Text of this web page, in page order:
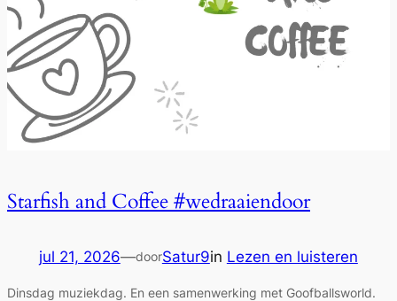
Starfish and Coffee #wedraaiendoor
jul 21, 2026—doorSatur9in Lezen en luisteren
Dinsdag muziekdag. En een samenwerking met Goofballsworld.